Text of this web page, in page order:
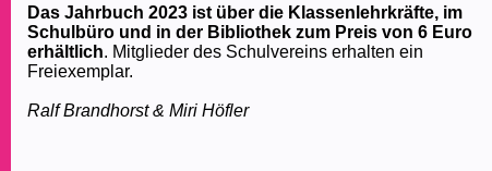
Das Jahrbuch 2023 ist über die Klassenlehrkräfte, im
Schulbüro und in der Bibliothek zum Preis von 6 Euro
erhältlich. Mitglieder des Schulvereins erhalten ein
Freiexemplar.
Ralf Brandhorst & Miri Höfler